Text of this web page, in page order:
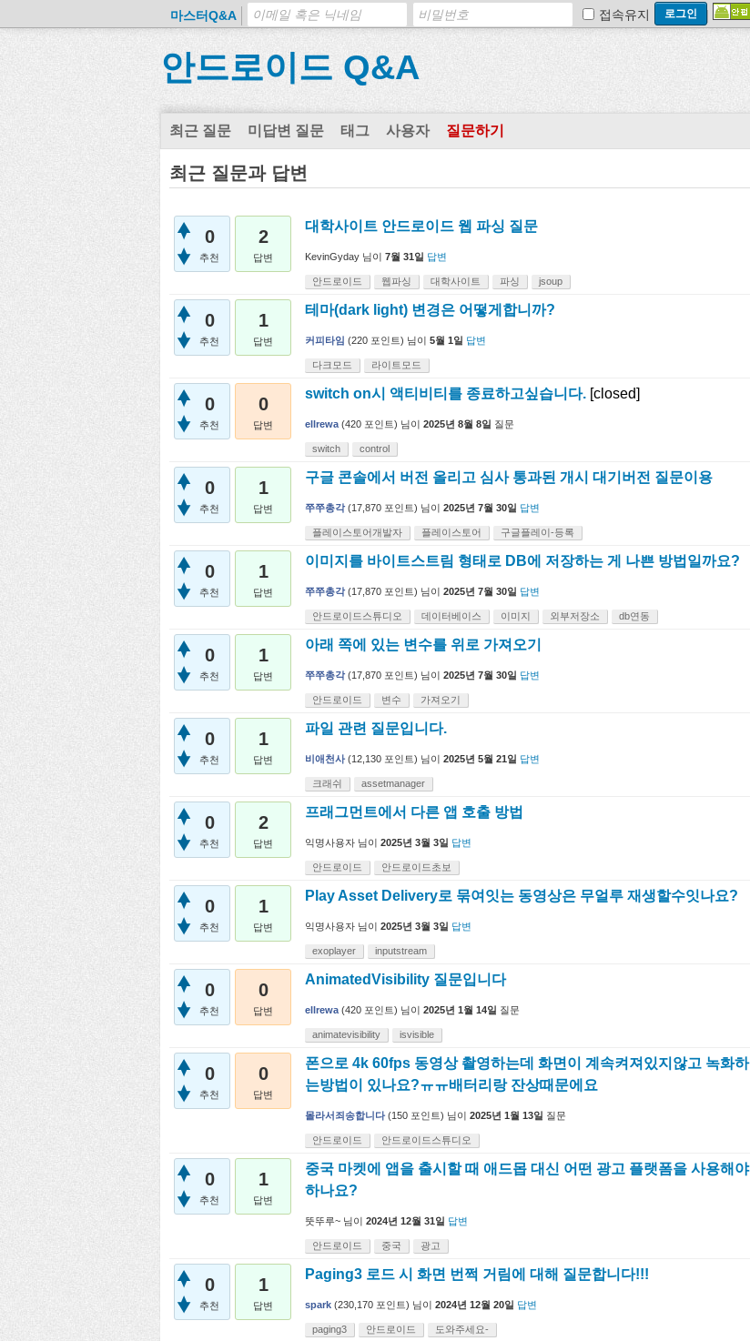
마스터Q&A 접속유지
안드로이드 Q&A
최근 질문 미답변 질문 태그 사용자 질문하기
최근 질문과 답변
0
추천
2
답변
대학사이트 안드로이드 웹 파싱 질문
KevinGyday 님이 7월 31일 답변
안드로이드 웹파싱 대학사이트 파싱 jsoup
0
추천
1
답변
테마(dark light) 변경은 어떻게합니까?
커피타임 (220 포인트) 님이 5월 1일 답변
다크모드 라이트모드
0
추천
0
답변
switch on시 액티비티를 종료하고싶습니다. [closed]
ellrewa (420 포인트) 님이 2025년 8월 8일 질문
switch control
0
추천
1
답변
구글 콘솔에서 버전 올리고 심사 통과된 개시 대기버전 질문이용
쭈쭈총각 (17,870 포인트) 님이 2025년 7월 30일 답변
플레이스토어개발자 플레이스토어 구글플레이-등록
0
추천
1
답변
이미지를 바이트스트림 형태로 DB에 저장하는 게 나쁜 방법일까요?
쭈쭈총각 (17,870 포인트) 님이 2025년 7월 30일 답변
안드로이드스튜디오 데이터베이스 이미지 외부저장소 db연동
0
추천
1
답변
아래 쪽에 있는 변수를 위로 가져오기
쭈쭈총각 (17,870 포인트) 님이 2025년 7월 30일 답변
안드로이드 변수 가져오기
0
추천
1
답변
파일 관련 질문입니다.
비애천사 (12,130 포인트) 님이 2025년 5월 21일 답변
크래쉬 assetmanager
0
추천
2
답변
프래그먼트에서 다른 앱 호출 방법
익명사용자 님이 2025년 3월 3일 답변
안드로이드 안드로이드초보
0
추천
1
답변
Play Asset Delivery로 묶여잇는 동영상은 무얼루 재생할수잇나요?
익명사용자 님이 2025년 3월 3일 답변
exoplayer inputstream
0
추천
0
답변
AnimatedVisibility 질문입니다
ellrewa (420 포인트) 님이 2025년 1월 14일 질문
animatevisibility isvisible
0
추천
0
답변
폰으로 4k 60fps 동영상 촬영하는데 화면이 계속켜져있지않고 녹화하
는방법이 있나요?ㅠㅠ배터리랑 잔상때문에요
몰라서죄송합니다 (150 포인트) 님이 2025년 1월 13일 질문
안드로이드 안드로이드스튜디오
0
추천
1
답변
중국 마켓에 앱을 출시할 때 애드몹 대신 어떤 광고 플랫폼을 사용해야
하나요?
뚯뚜루~ 님이 2024년 12월 31일 답변
안드로이드 중국 광고
0
추천
1
답변
Paging3 로드 시 화면 번쩍 거림에 대해 질문합니다!!!
spark (230,170 포인트) 님이 2024년 12월 20일 답변
paging3 안드로이드 도와주세요-